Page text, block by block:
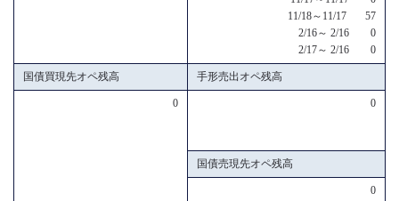
11/18～11/17 57
2/16～ 2/16 0
2/17～ 2/16 0
国債買現先オペ残高 手形売出オペ残高
0 0
国債売現先オペ残高
0